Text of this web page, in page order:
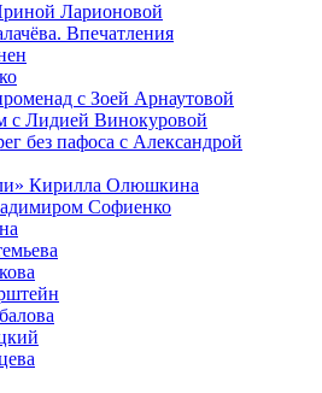
Ларионовой
Впечатления
с Зоей Арнаутовой
с Лидией Винокуровой
без пафоса с Александрой
Кирилла Олюшкина
Софиенко